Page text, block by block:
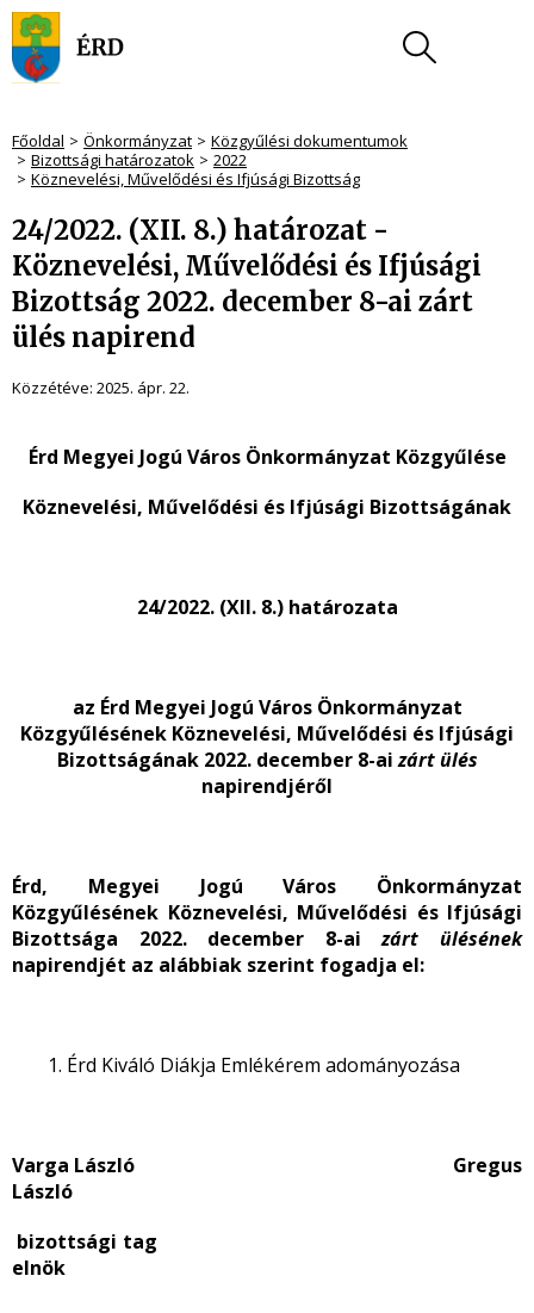
Főoldal Önkormányzat
Közgyűlési dokumentumok
Bizottsági határozatok
2022
Köznevelési, Művelődési és Ifjúsági Bizottság
24/2022. (XII. 8.) határozat -
Köznevelési, Művelődési és Ifjúsági
Bizottság 2022. december 8-ai zárt
ülés napirend
Közzétéve: 2025. ápr. 22.
Érd Megyei Jogú Város Önkormányzat Közgyűlése
Köznevelési, Művelődési és Ifjúsági Bizottságának
24/2022. (XII. 8.) határozata
az Érd Megyei Jogú Város Önkormányzat
Közgyűlésének Köznevelési, Művelődési és Ifjúsági
Bizottságának 2022. december 8-aizárt ülés
napirendjéről
Érd, Megyei Jogú Város Önkormányzat
Közgyűlésének Köznevelési, Művelődési és Ifjúsági
Bizottsága 2022. december 8-aizárt ülésének
napirendjét az alábbiak szerint fogadja el:
Érd Kiváló Diákja Emlékérem adományozása
Varga László Gregus
László
bizottsági tag
elnök